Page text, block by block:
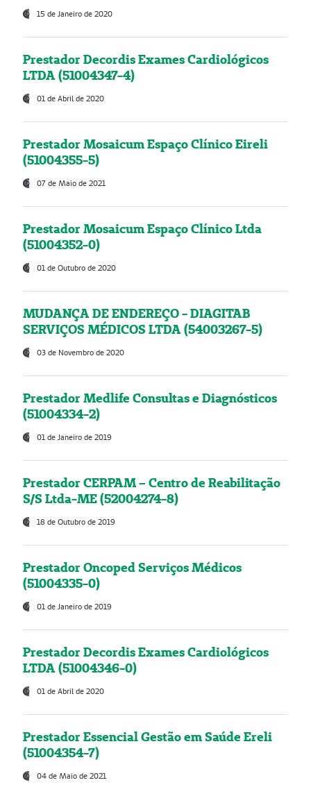
15 de Janeiro de 2020
Prestador Decordis Exames Cardiológicos
LTDA (51004347-4)
01 de Abril de 2020
Prestador Mosaicum Espaço Clínico Eireli
(51004355-5)
07 de Maio de 2021
Prestador Mosaicum Espaço Clínico Ltda
(51004352-0)
01 de Outubro de 2020
MUDANÇA DE ENDEREÇO - DIAGITAB
SERVIÇOS MÉDICOS LTDA (54003267-5)
03 de Novembro de 2020
Prestador Medlife Consultas e Diagnósticos
(51004334-2)
01 de Janeiro de 2019
Prestador CERPAM – Centro de Reabilitação
S/S Ltda-ME (52004274-8)
18 de Outubro de 2019
Prestador Oncoped Serviços Médicos
(51004335-0)
01 de Janeiro de 2019
Prestador Decordis Exames Cardiológicos
LTDA (51004346-0)
01 de Abril de 2020
Prestador Essencial Gestão em Saúde Ereli
(51004354-7)
04 de Maio de 2021